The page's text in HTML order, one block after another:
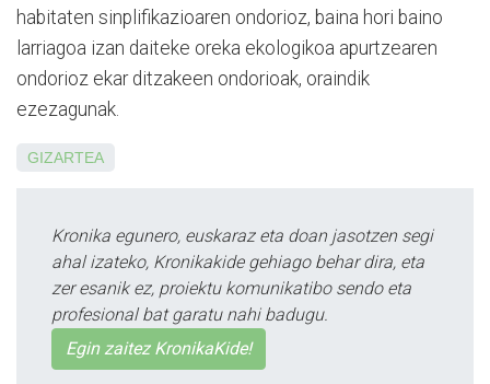
habitaten sinplifikazioaren ondorioz, baina hori baino
larriagoa izan daiteke oreka ekologikoa apurtzearen
ondorioz ekar ditzakeen ondorioak, oraindik
ezezagunak.
GIZARTEA
Kronika egunero, euskaraz eta doan jasotzen segi
ahal izateko, Kronikakide gehiago behar dira, eta
zer esanik ez, proiektu komunikatibo sendo eta
profesional bat garatu nahi badugu.
Egin zaitez KronikaKide!